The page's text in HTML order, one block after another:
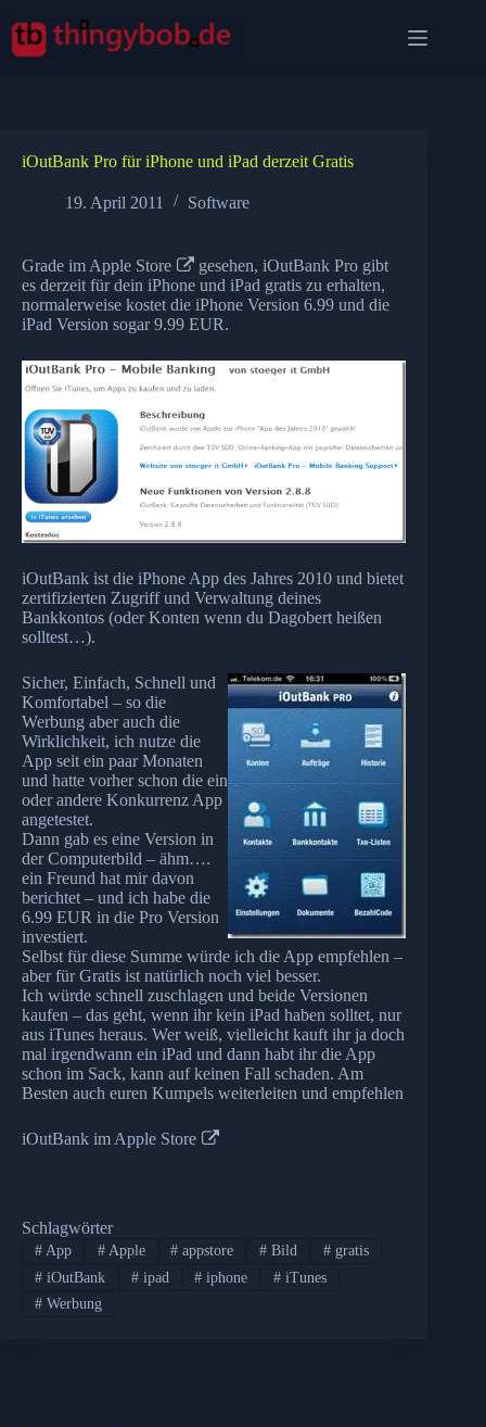
Inhalt
springen
iOutBank Pro für iPhone und iPad derzeit Gratis
19. April 2011 Software
Grade im Apple Store
gesehen, iOutBank Pro gibt
es derzeit für dein iPhone und iPad gratis zu erhalten,
normalerweise kostet die iPhone Version 6.99 und die
iPad Version sogar 9.99 EUR.
iOutBank ist die iPhone App des Jahres 2010 und bietet
zertifizierten Zugriff und Verwaltung deines
Bankkontos (oder Konten wenn du Dagobert heißen
solltest…).
Sicher, Einfach, Schnell und
Komfortabel – so die
Werbung aber auch die
Wirklichkeit, ich nutze die
App seit ein paar Monaten
und hatte vorher schon die ein
oder andere Konkurrenz App
angetestet.
Dann gab es eine Version in
der Computerbild – ähm….
ein Freund hat mir davon
berichtet – und ich habe die
6.99 EUR in die Pro Version
investiert.
Selbst für diese Summe würde ich die App empfehlen –
aber für Gratis ist natürlich noch viel besser.
Ich würde schnell zuschlagen und beide Versionen
kaufen – das geht, wenn ihr kein iPad haben solltet, nur
aus iTunes heraus. Wer weiß, vielleicht kauft ihr ja doch
mal irgendwann ein iPad und dann habt ihr die App
schon im Sack, kann auf keinen Fall schaden. Am
Besten auch euren Kumpels weiterleiten und empfehlen
iOutBank im Apple Store
Schlagwörter
#App #Apple # appstore # Bild # gratis
#iOutBank #ipad # iphone # iTunes
#Werbung